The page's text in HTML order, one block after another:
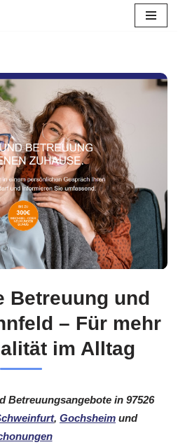
Betreuung und
– Für mehr
im Alltag
Betreuungsangebote in 97526
, Gochsheim und